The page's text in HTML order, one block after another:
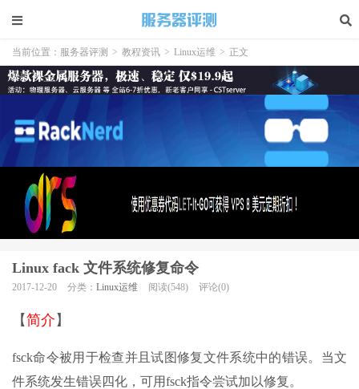
当前位置： 服务器评测 > 教程资讯 > Linux运维 > 正文
Linux fack 文件系统修复命令
2017-12-20 分类： Linux运维 阅读(548) 评论(0)
【简介 】
fsck命令被用于检查并且试图修复文件系统中的错误。当文
件系统发生错误四化，可用fsck指令尝试加以修复。